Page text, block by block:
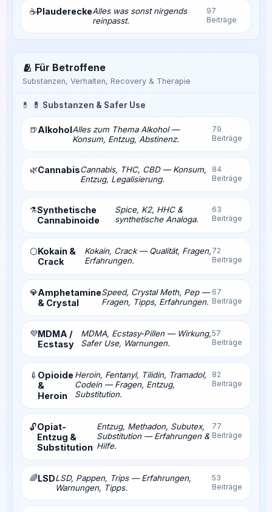
☕PlaudereckeAlles was sonst nirgends
reinpasst.
97
Beiträge
🫂 Für Betroffene
Substanzen, Verhalten, Recovery & Therapie
💊 💊 Substanzen & Safer Use
🍺AlkoholAlles zum Thema Alkohol —
Konsum, Entzug, Abstinenz.
79
Beiträge
🌿CannabisCannabis, THC, CBD — Konsum,
Entzug, Legalisierung.
84
Beiträge
⚗️Synthetische
Cannabinoide
Spice, K2, HHC &
synthetische Analoga.
63
Beiträge
⚪Kokain &
Crack
Kokain, Crack — Qualität, Fragen,
Erfahrungen.
72
Beiträge
💎Amphetamine
& Crystal
Speed, Crystal Meth, Pep —
Fragen, Tipps, Erfahrungen.
67
Beiträge
💜MDMA /
Ecstasy
MDMA, Ecstasy-Pillen — Wirkung,
Safer Use, Warnungen.
57
Beiträge
💉 Opioide
&
Heroin
Heroin, Fentanyl, Tilidin, Tramadol,
Codein — Fragen, Entzug,
Substitution.
82
Beiträge
🔓Opiat-
Entzug &
Substitution
Entzug, Methadon, Subutex,
Substitution — Erfahrungen &
Hilfe.
77
Beiträge
🌈LSDLSD, Pappen, Trips — Erfahrungen,
Warnungen, Tipps.
53
Beiträge